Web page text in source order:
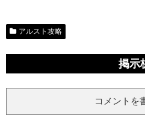
アルスト攻略
掲示
コメントを